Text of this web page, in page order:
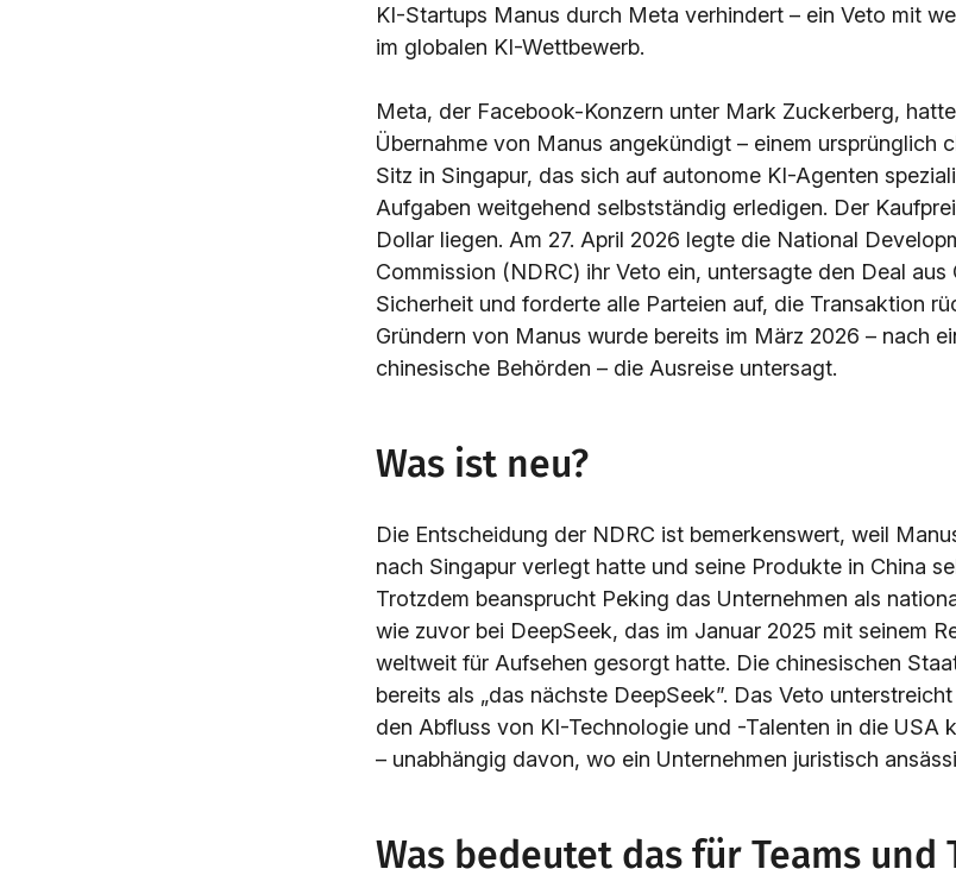
KI-Startups Manus durch Meta verhindert – ein Veto mit
im globalen KI-Wettbewerb.
Meta, der Facebook-Konzern unter Mark Zuckerberg,
Übernahme von Manus angekündigt – einem ursprünglich
Sitz in Singapur, das sich auf autonome KI-Agenten
Aufgaben weitgehend selbstständig erledigen. Der
Dollar liegen. Am 27. April 2026 legte die National
Commission (NDRC) ihr Veto ein, untersagte den Deal aus
Sicherheit und forderte alle Parteien auf, die Transaktion
Gründern von Manus wurde bereits im März 2026 – nach
chinesische Behörden – die Ausreise untersagt.
Was ist neu?
Die Entscheidung der NDRC ist bemerkenswert, weil
nach Singapur verlegt hatte und seine Produkte in China
Trotzdem beansprucht Peking das Unternehmen als
wie zuvor bei DeepSeek, das im Januar 2025 mit seinem
weltweit für Aufsehen gesorgt hatte. Die chinesischen
bereits als „das nächste DeepSeek”. Das Veto
den Abfluss von KI-Technologie und -Talenten in die USA
– unabhängig davon, wo ein Unternehmen juristisch
Was bedeutet das für Teams und